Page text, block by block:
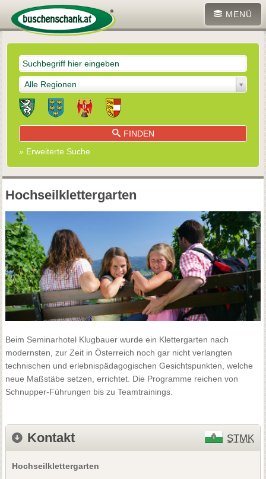
MENÜ
Alle Regionen
FINDEN
» Erweiterte Suche
Hochseilklettergarten
Beim Seminarhotel Klugbauer wurde ein Klettergarten nach
modernsten, zur Zeit in Österreich noch gar nicht verlangten
technischen und erlebnispädagogischen Gesichtspunkten, welche
neue Maßstäbe setzen, errichtet. Die Programme reichen von
Schnupper-Führungen bis zu Teamtrainings.
Kontakt STMK
Hochseilklettergarten